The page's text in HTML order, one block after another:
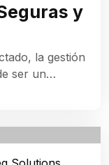
y
la gestión
ser un…